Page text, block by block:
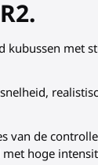
kubussen met
van de
hoge